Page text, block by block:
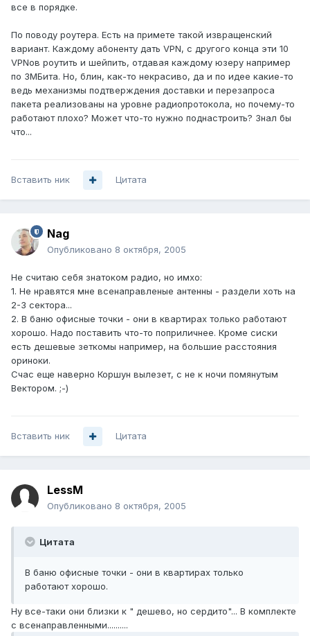
все в порядке.
По поводу роутера. Есть на примете такой извращенский
вариант. Каждому абоненту дать VPN, с другого конца эти 10
VPNов роутить и шейпить, отдавая каждому юзеру например
по 3МБита. Но, блин, как-то некрасиво, да и по идее какие-то
ведь механизмы подтверждения доставки и перезапроса
пакета реализованы на уровне радиопротокола, но почему-то
работают плохо? Может что-то нужно поднастроить? Знал бы
что...
Вставить ник Цитата
Nag
Опубликовано 8 октября, 2005
Не считаю себя знатоком радио, но имхо:
1. Не нравятся мне всенаправленые антенны - раздели хоть на
2-3 сектора...
2. В баню офисные точки - они в квартирах только работают
хорошо. Надо поставить что-то поприличнее. Кроме сиски
есть дешевые зеткомы например, на большие расстояния
ориноки.
Счас еще наверно Коршун вылезет, с не к ночи помянутым
Вектором. ;-)
Вставить ник Цитата
LessM
Опубликовано 8 октября, 2005
Цитата
В баню офисные точки - они в квартирах только
работают хорошо.
Ну все-таки они близки к " дешево, но сердито"... В комплекте
с всенаправленными..........